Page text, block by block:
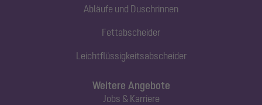
Abläufe und Duschrinnen
Fettabscheider
Leichtflüssigkeitsabscheider
Weitere Angebote
Jobs & Karriere